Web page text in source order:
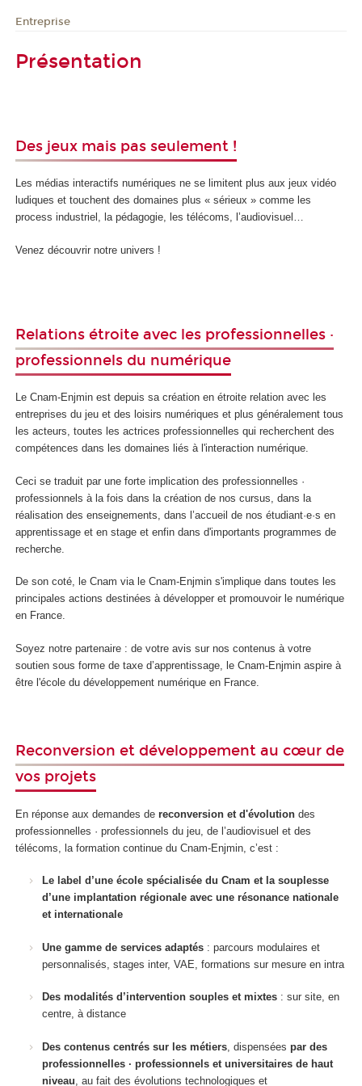
Entreprise
Présentation
Des jeux mais pas seulement !
Les médias interactifs numériques ne se limitent plus aux jeux vidéo
ludiques et touchent des domaines plus « sérieux » comme les
process industriel, la pédagogie, les télécoms, l’audiovisuel…
Venez découvrir notre univers !
Relations étroite avec les professionnelles ·
professionnels du numérique
Le Cnam-Enjmin est depuis sa création en étroite relation avec les
entreprises du jeu et des loisirs numériques et plus généralement tous
les acteurs, toutes les actrices professionnelles qui recherchent des
compétences dans les domaines liés à l'interaction numérique.
Ceci se traduit par une forte implication des professionnelles ·
professionnels à la fois dans la création de nos cursus, dans la
réalisation des enseignements, dans l’accueil de nos étudiant·e·s en
apprentissage et en stage et enfin dans d'importants programmes de
recherche.
De son coté, le Cnam via le Cnam-Enjmin s'implique dans toutes les
principales actions destinées à développer et promouvoir le numérique
en France.
Soyez notre partenaire : de votre avis sur nos contenus à votre
soutien sous forme de taxe d’apprentissage, le Cnam-Enjmin aspire à
être l'école du développement numérique en France.
Reconversion et développement au cœur de
vos projets
En réponse aux demandes de reconversion et d'évolution des
professionnelles · professionnels du jeu, de l’audiovisuel et des
télécoms, la formation continue du Cnam-Enjmin, c’est :
Le label d’une école spécialisée du Cnam et la souplesse
d’une implantation régionale avec une résonance nationale
et internationale
Une gamme de services adaptés: parcours modulaires et
personnalisés, stages inter, VAE, formations sur mesure en intra
Des modalités d’intervention souples et mixtes: sur site, en
centre, à distance
Des contenus centrés sur les métiers, dispensées par des
professionnelles · professionnels et universitaires de haut
niveau , au fait des évolutions technologiques et